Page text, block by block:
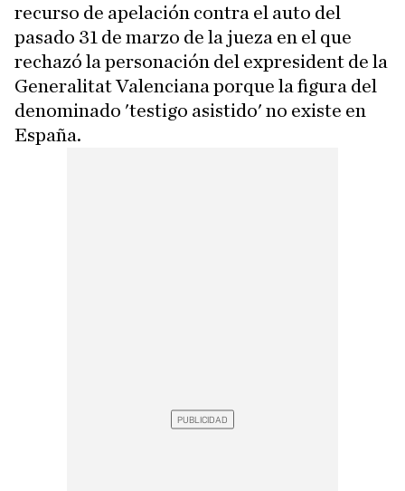
recurso de apelación contra el auto del
pasado 31 de marzo de la jueza en el que
rechazó la personación del expresident de la
Generalitat Valenciana porque la figura del
denominado 'testigo asistido' no existe en
España.